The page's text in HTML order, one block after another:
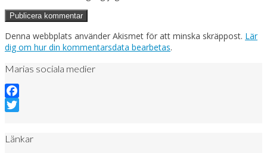
Denna webbplats använder Akismet för att minska skräppost. Lär
dig om hur din kommentarsdata bearbetas.
Marias sociala medier
Facebook
Länkar